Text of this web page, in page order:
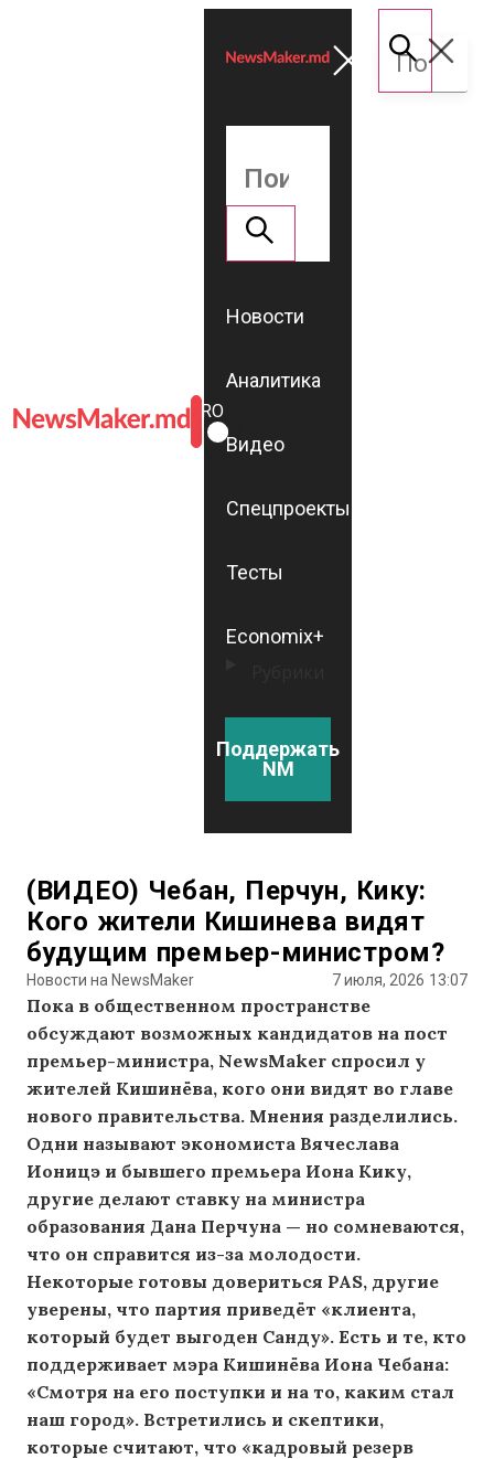
ROMÂNĂ
RU
Новости
Аналитика
Видео
Спецпроекты
Тесты
Economix+
Поддержать
NM
(ВИДЕО) Чебан, Перчун, Кику:
Кого жители Кишинева видят
будущим премьер-министром?
Новости на NewsMaker 7 июля, 2026 13:07
Пока в общественном пространстве
обсуждают возможных кандидатов на пост
премьер-министра, NewsMaker спросил у
жителей Кишинёва, кого они видят во главе
нового правительства. Мнения разделились.
Одни называют экономиста Вячеслава
Ионицэ и бывшего премьера Иона Кику,
другие делают ставку на министра
образования Дана Перчуна — но сомневаются,
что он справится из-за молодости.
Некоторые готовы довериться PAS, другие
уверены, что партия приведёт «клиента,
который будет выгоден Санду». Есть и те, кто
поддерживает мэра Кишинёва Иона Чебана:
«Смотря на его поступки и на то, каким стал
наш город». Встретились и скептики,
которые считают, что «кадровый резерв